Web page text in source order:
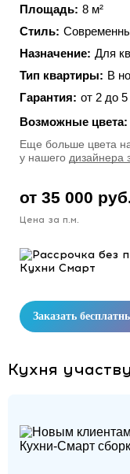
Площадь: 8 м²
Стиль:
Назначение: Для
Тип квартиры: В
Гарантия: от 2 до
Возможные цвета:
Eще больше цвета
у нашего дизайнера
от 35 000
Цена за п.м.
Заказать
Кухня